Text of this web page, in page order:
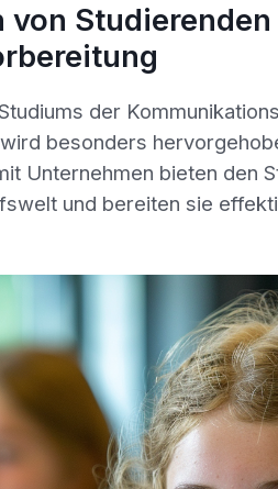
von
der
besonders
Unternehmen bieten den
und bereiten sie